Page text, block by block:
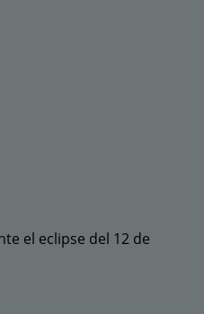
el eclipse del 12 de